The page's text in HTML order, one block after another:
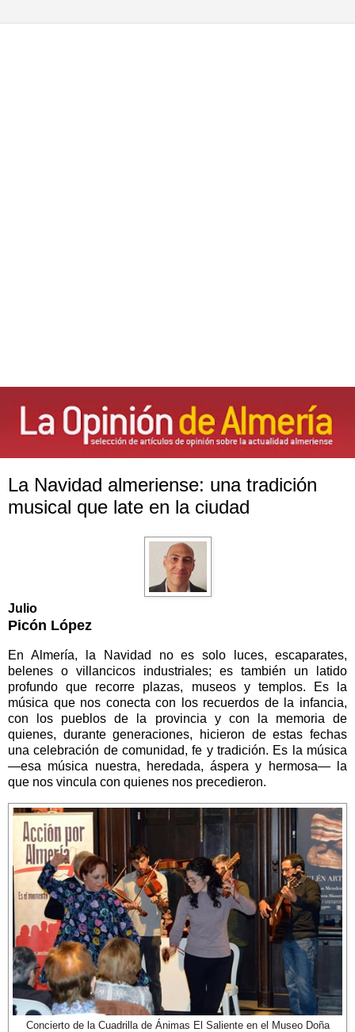
La Navidad almeriense: una tradición
musical que late en la ciudad
Julio
Picón López
En Almería, la Navidad no es solo luces, escaparates,
belenes o villancicos industriales; es también un latido
profundo que recorre plazas, museos y templos. Es la
música que nos conecta con los recuerdos de la infancia,
con los pueblos de la provincia y con la memoria de
quienes, durante generaciones, hicieron de estas fechas
una celebración de comunidad, fe y tradición. Es la música
—esa música nuestra, heredada, áspera y hermosa— la
que nos vincula con quienes nos precedieron.
Concierto de la Cuadrilla de Ánimas El Saliente en el Museo Doña